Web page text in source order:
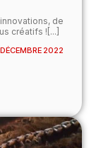
de
créatifs ![...]
2022